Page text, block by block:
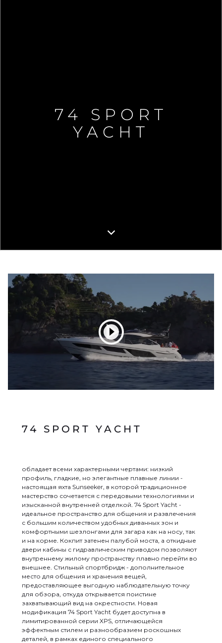
74 SPORT
YACHT
74 SPORT YACHT
обладает всеми характерными чертами: низкий
профиль, гладкие, но элегантные плавные линии -
настоящая яхта Sunseeker, в которой традиционное
мастерство сочетается с передовыми технологиями и
изысканной внутренней отделкой. 74 Sport Yacht -
идеальное пространство для общения и развлечения
с большим количеством удобных диванных зон и
комфортными шезлонгами для загара как на носу, так
и на корме. Кокпит затенен палубой моста, а откидные
двери кабины с гидравлическим приводом позволяют
внутреннему жилому пространству плавно перейти во
внешнее. Стильный спортбридж - дополнительное
место для общения и хранения вещей,
предоставляющее выгодную наблюдательную точку
для обзора, откуда открывается поистине
захватывающий вид на окрестности. Новая
модификация 74 Sport Yacht будет доступна в
лимитированной серии XPS, отличающейся
эффектным стилем и разнообразием роскошных
деталей, в рамках единого специального